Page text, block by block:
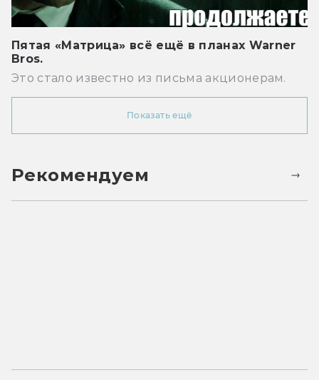
Пятая «Матрица» всё ещё в планах Warner
Bros.
Это стало известно из письма акционерам.
Показать ещё
Рекомендуем